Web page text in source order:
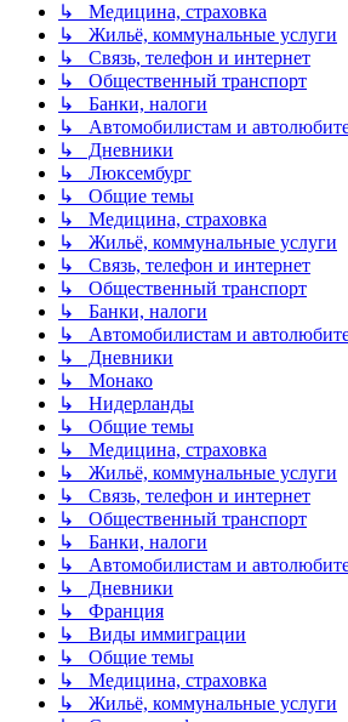
↳ Медицина, страховка
↳ Жильё, коммунальные услуги
↳ Связь, телефон и интернет
↳ Общественный транспорт
↳ Банки, налоги
↳ Автомобилистам и
↳ Дневники
↳ Люксембург
↳ Общие темы
↳ Медицина, страховка
↳ Жильё, коммунальные услуги
↳ Связь, телефон и интернет
↳ Общественный транспорт
↳ Банки, налоги
↳ Автомобилистам и
↳ Дневники
↳ Монако
↳ Нидерланды
↳ Общие темы
↳ Медицина, страховка
↳ Жильё, коммунальные услуги
↳ Связь, телефон и интернет
↳ Общественный транспорт
↳ Банки, налоги
↳ Автомобилистам и
↳ Дневники
↳ Франция
↳ Виды иммиграции
↳ Общие темы
↳ Медицина, страховка
↳ Жильё, коммунальные услуги